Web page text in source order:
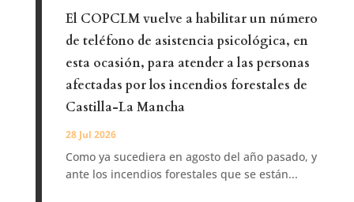
El COPCLM vuelve a habilitar un número
de teléfono de asistencia psicológica, en
esta ocasión, para atender a las personas
afectadas por los incendios forestales de
Castilla-La Mancha
28 Jul 2026
Como ya sucediera en agosto del año pasado, y
ante los incendios forestales que se están...